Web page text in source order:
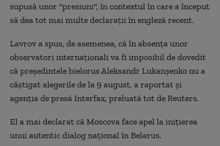
supusă unor "presiuni", în contextul în care a început
să dea tot mai multe declaraţii în engleză recent.
Lavrov a spus, de asemenea, că în absenţa unor
observatori internaţionali va fi imposibil de dovedit
că preşedintele bielorus Aleksandr Lukanşenko nu a
câştigat alegerile de la 9 august, a raportat şi
agenţia de presă Interfax, preluată tot de Reuters.
El a mai declarat că Moscova face apel la iniţierea
unui autentic dialog naţional în Belarus.